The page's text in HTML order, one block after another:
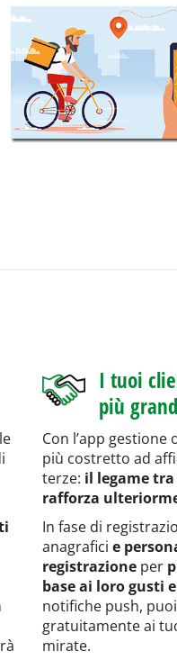
I tuoi
più
Con l’app
più costretto ad
terze: il legame
rafforza
In fase di
anagrafici e
registrazioneper
base ai loro gusti
notifiche push,
gratuitamente ai
mirate.